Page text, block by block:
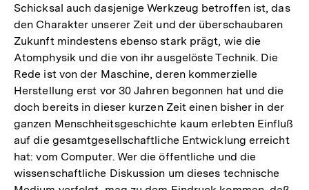
Schicksal auch dasjenige Werkzeug betroffen ist, das
den Charakter unserer Zeit und der überschaubaren
Zukunft mindestens ebenso stark prägt, wie die
Atomphysik und die von ihr ausgelöste Technik. Die
Rede ist von der Maschine, deren kommerzielle
Herstellung erst vor 30 Jahren begonnen hat und die
doch bereits in dieser kurzen Zeit einen bisher in der
ganzen Menschheitsgeschichte kaum erlebten Einfluß
auf die gesamtgesellschaftliche Entwicklung erreicht
hat: vom Computer. Wer die öffentliche und die
wissenschaftliche Diskussion um dieses technische